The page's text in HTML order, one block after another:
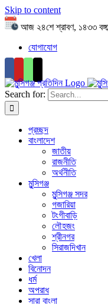
Skip to content
আজ ২৪শে শ্রাবণ, ১৪৩৩
যোগাযোগ
Search for:
প্রচ্ছদ
বাংলাদেশ
জাতীয়
রাজনীতি
অর্থনীতি
মুন্সিগঞ্জ
মুন্সিগঞ্জ সদর
গজারিয়া
টংগীবাড়ি
লৌহজং
শ্রীনগর
সিরাজদিখান
খেলা
বিনোদন
ধর্ম
অপরাধ
সারা বাংলা